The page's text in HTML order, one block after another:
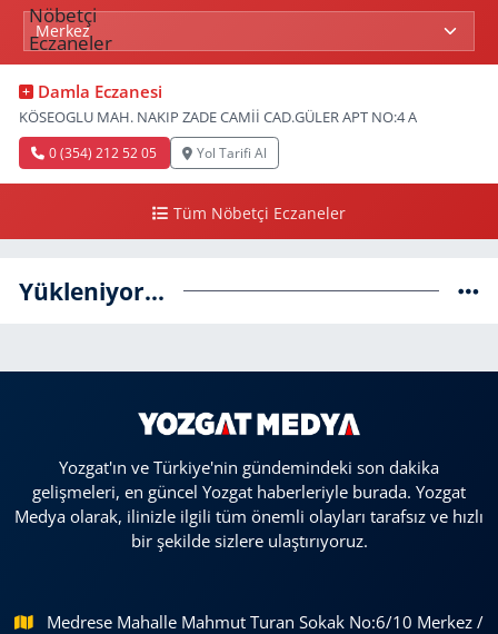
Damla Eczanesi
KÖSEOGLU MAH. NAKIP ZADE CAMİİ CAD.GÜLER APT NO:4 A
0 (354) 212 52 05 Yol Tarifi Al
Tüm Nöbetçi Eczaneler
Yükleniyor...
Yozgat'ın ve Türkiye'nin gündemindeki son dakika
gelişmeleri, en güncel Yozgat haberleriyle burada. Yozgat
Medya olarak, ilinizle ilgili tüm önemli olayları tarafsız ve hızlı
bir şekilde sizlere ulaştırıyoruz.
Medrese Mahalle Mahmut Turan Sokak No:6/10 Merkez /